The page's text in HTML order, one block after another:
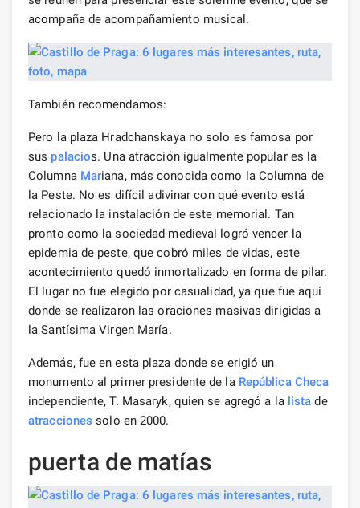
acompaña de acompañamiento musical.
También recomendamos:
Pero la plaza Hradchanskaya no solo es famosa por
sus palacios. Una atracción igualmente popular es la
Columna Mariana, más conocida como la Columna de
la Peste. No es difícil adivinar con qué evento está
relacionado la instalación de este memorial. Tan
pronto como la sociedad medieval logró vencer la
epidemia de peste, que cobró miles de vidas, este
acontecimiento quedó inmortalizado en forma de pilar.
El lugar no fue elegido por casualidad, ya que fue aquí
donde se realizaron las oraciones masivas dirigidas a
la Santísima Virgen María.
Además, fue en esta plaza donde se erigió un
monumento al primer presidente de la República Checa
independiente, T. Masaryk, quien se agregó a la lista de
atracciones solo en 2000.
puerta de matías